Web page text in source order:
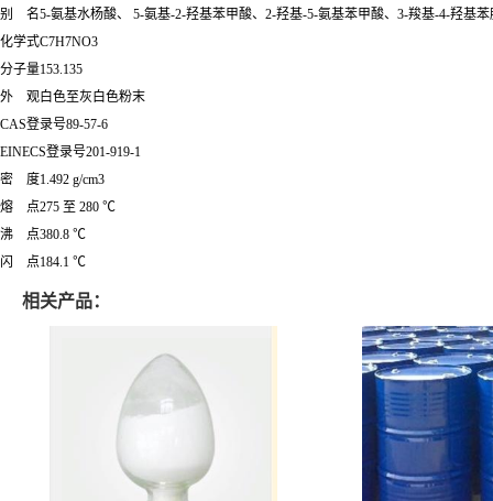
别 名5-氨基水杨酸、 5-氨基-2-羟基苯甲酸、2-羟基-5-氨基苯甲酸、3-羧基-4-羟基
化学式C7H7NO3
分子量153.135
外 观白色至灰白色粉末
CAS登录号89-57-6
EINECS登录号201-919-1
密 度1.492 g/cm3
熔 点275 至 280 ℃
沸 点380.8 ℃
闪 点184.1 ℃
相关产品：